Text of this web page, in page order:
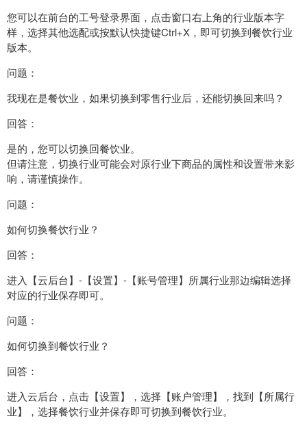
您可以在前台的工号登录界面，点击窗口右上角的行业版本字
样，选择其他选配或按默认快捷键Ctrl+X，即可切换到餐饮行业
版本。
问题：
我现在是餐饮业，如果切换到零售行业后，还能切换回来吗？
回答：
是的，您可以切换回餐饮业。
但请注意，切换行业可能会对原行业下商品的属性和设置带来影
响，请谨慎操作。
问题：
如何切换餐饮行业？
回答：
进入【云后台】-【设置】-【账号管理】所属行业那边编辑选择
对应的行业保存即可。
问题：
如何切换到餐饮行业？
回答：
进入云后台，点击【设置】，选择【账户管理】，找到【所属行
业】，选择餐饮行业并保存即可切换到餐饮行业。